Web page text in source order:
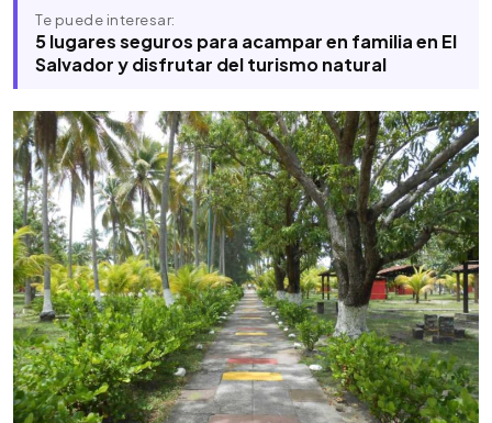
Te puede interesar:
5 lugares seguros para acampar en familia en El
Salvador y disfrutar del turismo natural